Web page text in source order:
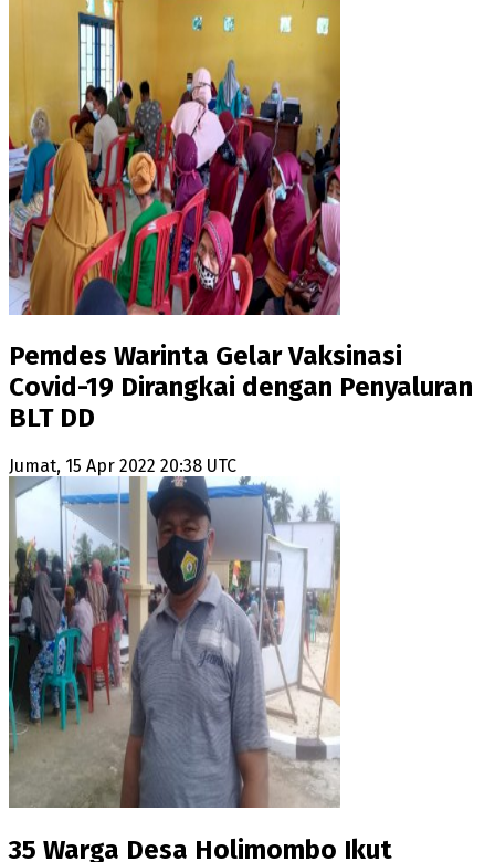
Pemdes Warinta Gelar Vaksinasi
Covid-19 Dirangkai dengan Penyaluran
BLT DD
Jumat, 15 Apr 2022 20:38 UTC
35 Warga Desa Holimombo Ikut